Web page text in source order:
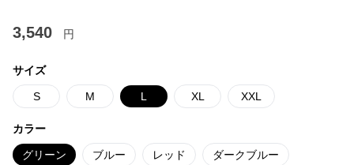
3,540 円
サイズ
S M L XL XXL
カラー
グリーン ブルー レッド ダークブルー